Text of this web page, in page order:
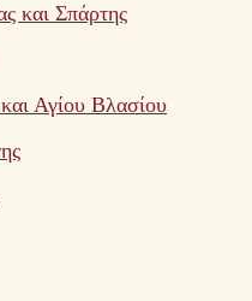
και Σπάρτης
Αγίου Βλασίου